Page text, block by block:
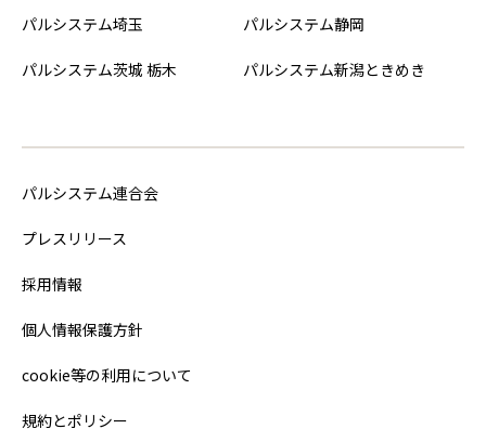
パルシステム埼玉
パルシステム茨城 栃木
パルシステム静岡
パルシステム新潟ときめき
パルシステム連合会
プレスリリース
採用情報
個人情報保護方針
cookie等の利用について
規約とポリシー